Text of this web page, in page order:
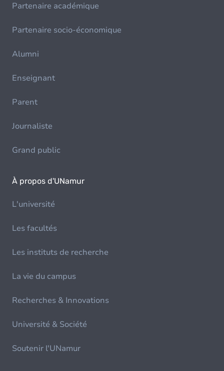
Partenaire académique
Partenaire socio-économique
Alumni
Enseignant
Parent
Journaliste
Grand public
À propos d'UNamur
L'université
Les facultés
Les instituts de recherche
La vie du campus
Recherches & Innovations
Université & Société
Soutenir l'UNamur